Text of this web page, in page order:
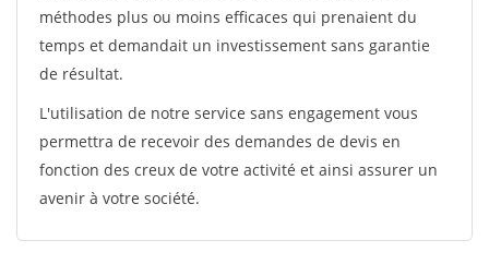
méthodes plus ou moins efficaces qui prenaient du
temps et demandait un investissement sans garantie
de résultat.
L'utilisation de notre service sans engagement vous
permettra de recevoir des demandes de devis en
fonction des creux de votre activité et ainsi assurer un
avenir à votre société.